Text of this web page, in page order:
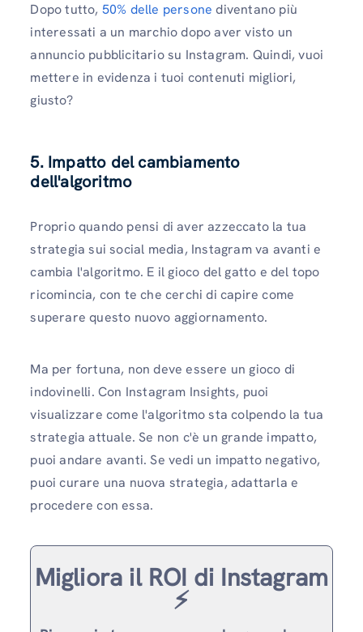
Dopo tutto, 50% delle persone diventano più
interessati a un marchio dopo aver visto un
annuncio pubblicitario su Instagram. Quindi, vuoi
mettere in evidenza i tuoi contenuti migliori,
giusto?
5. Impatto del cambiamento
dell'algoritmo
Proprio quando pensi di aver azzeccato la tua
strategia sui social media, Instagram va avanti e
cambia l'algoritmo. E il gioco del gatto e del topo
ricomincia, con te che cerchi di capire come
superare questo nuovo aggiornamento.
Ma per fortuna, non deve essere un gioco di
indovinelli. Con Instagram Insights, puoi
visualizzare come l'algoritmo sta colpendo la tua
strategia attuale. Se non c'è un grande impatto,
puoi andare avanti. Se vedi un impatto negativo,
puoi curare una nuova strategia, adattarla e
procedere con essa.
Migliora il ROI di Instagram
⚡️